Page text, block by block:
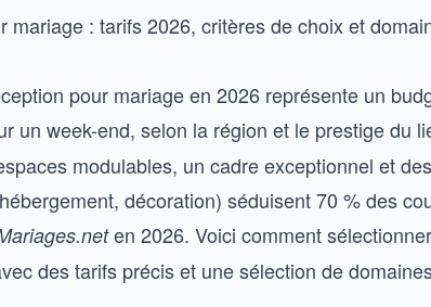
mariage : tarifs 2026, critères de choix et
pour mariage en 2026 représente un
un week-end, selon la région et le prestige du
modulables, un cadre exceptionnel et
décoration) séduisent 70 % des
en 2026. Voici comment
des tarifs précis et une sélection de